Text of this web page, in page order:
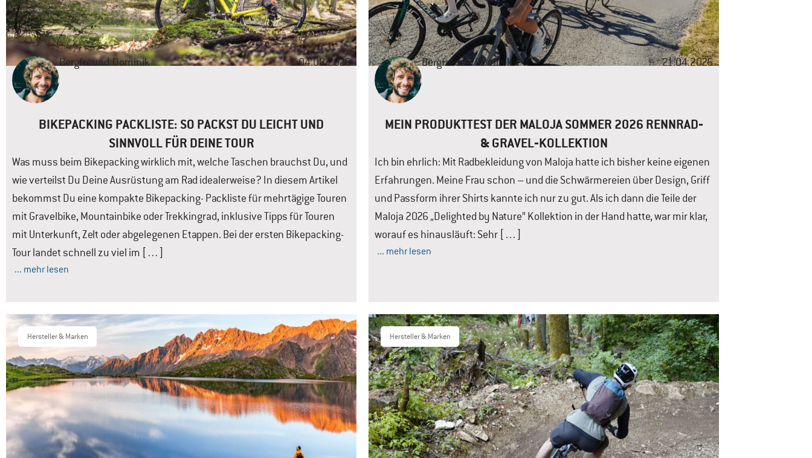
Bergfreund Dominik 04.08.2026
BIKEPACKING PACKLISTE: SO PACKST DU LEICHT UND
SINNVOLL FÜR DEINE TOUR
Was muss beim Bikepacking wirklich mit, welche Taschen brauchst Du, und
wie verteilst Du Deine Ausrüstung am Rad idealerweise? In diesem Artikel
bekommst Du eine kompakte Bikepacking- Packliste für mehrtägige Touren
mit Gravelbike, Mountainbike oder Trekkingrad, inklusive Tipps für Touren
mit Unterkunft, Zelt oder abgelegenen Etappen. Bei der ersten Bikepacking-
Tour landet schnell zu viel im […]
... mehr lesen
Bergfreund Dominik 21.04.2026
MEIN PRODUKTTEST DER MALOJA SOMMER 2026 RENNRAD‑
& GRAVEL‑KOLLEKTION
Ich bin ehrlich: Mit Radbekleidung von Maloja hatte ich bisher keine eigenen
Erfahrungen. Meine Frau schon – und die Schwärmereien über Design, Griff
und Passform ihrer Shirts kannte ich nur zu gut. Als ich dann die Teile der
Maloja 2026 „Delighted by Nature” Kollektion in der Hand hatte, war mir klar,
worauf es hinausläuft: Sehr […]
... mehr lesen
Hersteller & Marken Hersteller & Marken